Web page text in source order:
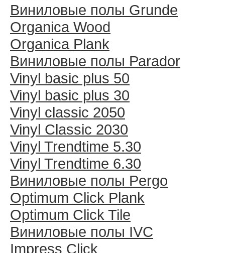
Виниловые полы Grunde
Organica Wood
Organica Plank
Виниловые полы Раrador
Vinyl basic plus 50
Vinyl basic plus 30
Vinyl classic 2050
Vinyl Classic 2030
Vinyl Trendtime 5.30
Vinyl Trendtime 6.30
Виниловые полы Pergo
Optimum Click Plank
Optimum Click Tile
Виниловые полы IVC
Impress Click